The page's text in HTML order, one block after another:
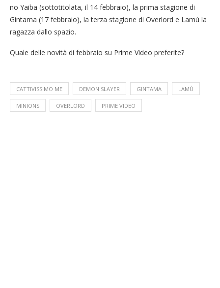
no Yaiba (sottotitolata, il 14 febbraio), la prima stagione di
Gintama (17 febbraio), la terza stagione di Overlord e Lamù la
ragazza dallo spazio.
Quale delle novità di febbraio su Prime Video preferite?
CATTIVISSIMO ME DEMON SLAYER GINTAMA LAMÙ
MINIONS OVERLORD PRIME VIDEO